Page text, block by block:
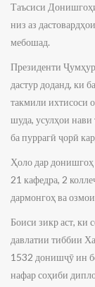
Таъсиси
низ аз
мебошад.
Президенти
дастур доданд, ки
такмили ихтисоси
шуда, усулҳои
ба пуррагӣ ҷорӣ
Ҳоло дар
21 кафедра, 2
дармонгоҳ ва
Боиси зикр аст, ки
давлатии тиббии
1532 донишҷӯ ин
нафар соҳиби